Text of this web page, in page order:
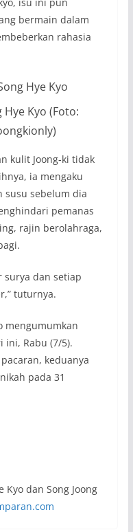
isu ini pun
bermain dalam
rahasia
Hye Kyo (Foto:
kulit Joong-ki tidak
ia mengaku
susu sebelum dia
pemanas
rajin berolahraga,
surya dan setiap
tuturnya.
mengumumkan
ini, Rabu (7/5).
keduanya
pada 31
Kyo dan Song Joong